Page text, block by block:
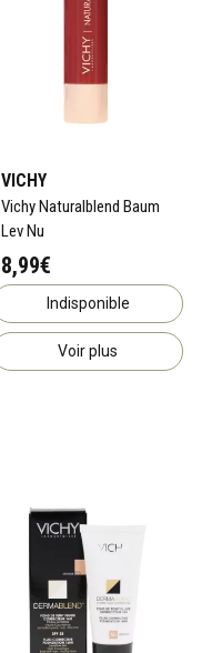
VICHY
Vichy Naturalblend Baum
Lev Nu
8,99€
Indisponible
Voir plus